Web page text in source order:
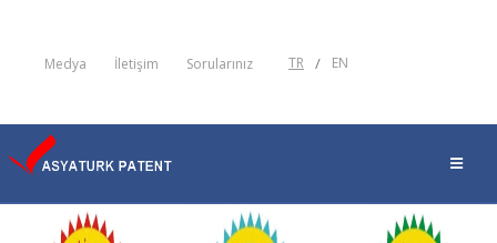
Medya İletişim Sorularınız TR / EN